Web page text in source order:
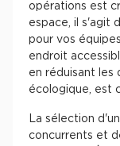
opérations est
espace, il s'agit
pour vos
endroit
en réduisant les
écologique, est
La sélection
concurrents et